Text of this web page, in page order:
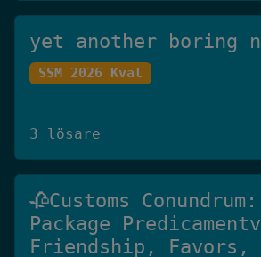
yet another boring
SSM 2026 Kval
3 lösare
🥀Customs
Package
Friendship, Favors,